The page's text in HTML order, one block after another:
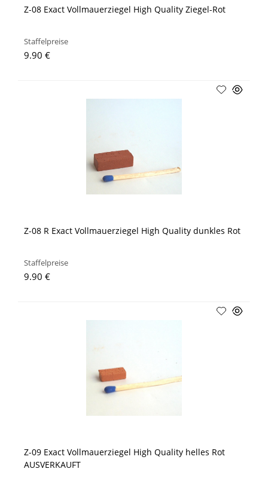
Z-08 Exact Vollmauerziegel High Quality Ziegel-Rot
Staffelpreise
9.90 €
Z-08 R Exact Vollmauerziegel High Quality dunkles Rot
Staffelpreise
9.90 €
Z-09 Exact Vollmauerziegel High Quality helles Rot
AUSVERKAUFT